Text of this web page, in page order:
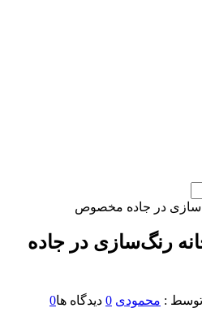
رنگ‌سازی در جاده
توسط : محمودی 0 دیدگاه ها0